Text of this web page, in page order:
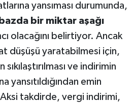
yansıması durumunda,
bir miktar aşağı
olacağını belirtiyor. Ancak
düşüşü yaratabilmesi için,
ve indirimin
yansıtıldığından emin
takdirde, vergi indirimi,